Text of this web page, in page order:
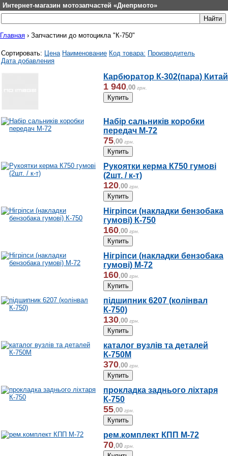
Интернет-магазин мотозапчастей «Днепрмото»
Главная › Запчастини до мотоцикла "К-750"
Сортировать: Цена Наименование Код товара: Производитель
Дата добавления
Карбюратор К-302(пара) Китай
1 940,00 грн.
Набір сальників коробки
передач М-72
75,00 грн.
Рукоятки керма К750 гумові
(2шт. / к-т)
120,00 грн.
Нігріпси (накладки бензобака
гумові) К-750
160,00 грн.
Нігріпси (накладки бензобака
гумові) М-72
160,00 грн.
підшипник 6207 (колінвал
К-750)
130,00 грн.
каталог вузлів та деталей
К-750М
370,00 грн.
прокладка заднього ліхтаря
К-750
55,00 грн.
рем.комплект КПП М-72
70,00 грн.